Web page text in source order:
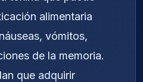
alimentaria
vómitos,
de la memoria.
que adquirir